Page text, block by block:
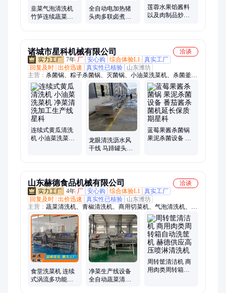
韭菜气泡清洗机
竹笋连续蔬菜洗
全自动电加热猪
头肉多联卤煮锅
莲蓉水果馅酱料
以及肉制品炒制
诸城市星科机械有限公司
洽谈
7年 厂 安心购 综合体验L1 真实工厂
回复及时 出价迅速 真实性已核验
山东潍坊
主营： 杀菌锅、粽子杀菌锅、灭菌锅、小油菜洗菜机、杀菌釜、
粽子加工流水线、鸡爪重量分选线、玉米加工设备、海参加工设
备、解冻流水线、清洗流水线、解冻机、清洗机、高压蒸煮锅、
蒸煮机和漂烫生产流水线、粽叶清洗机、行星炒锅、夹层锅、预
制菜加工设备、洗筐机、煎蛋机和蛋饺机、肉类加工设备
连续式黄瓜清洗
机 小油菜洗菜机
龙眼清洗沥水风
干线 马蹄罐头加
蓝莓果酱杀菌锅
果泥杀菌设备 番
山东赫德食品机械有限公司
洽谈
4年 厂 安心购 综合体验L1
真实工厂
回复及时 出价迅速 真实性已核验
山东潍坊
主营： 蔬菜清洗机、青椒清洗机、商用切菜机、气泡清洗机、双
头切菜机、山楂清洗设备、食堂切菜机器、果蔬清洗设备、香菜
清洗设备、油炸机、淋浆机、切丝机
食堂洗菜机 连续
式涡流多功能气
净菜生产线设备
全自动蔬菜清洗
周转筐清洁机 商
用肉类周转箱自